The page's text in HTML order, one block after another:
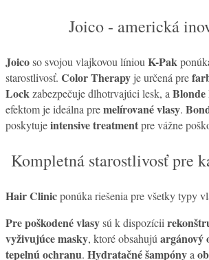
Joico - americká
Joicoso svojou vlajkovou líniouK-Pak
starostlivosť. Color Therapy je určená pre
Lockzabezpečuje dlhotrvajúci lesk, a
efektom je ideálna premelírované vlasy.
poskytujeintensive treatmentpre vážne
Kompletná starostlivosť pre
Hair Clinicponúka riešenia pre všetky typy
Pre poškodené vlasysú k dispozícii
vyživujúce masky, ktoré obsahujúargánový
tepelnú ochranu. Hydratačné šampónya